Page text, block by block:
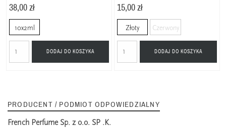
38,00 zł
10x2ml
DODAJ DO KOSZYKA
15,00 zł
Złoty Czerwony
DODAJ DO KOSZYKA
PRODUCENT / PODMIOT ODPOWIEDZIALNY
French Perfume Sp. z o.o. SP .K.